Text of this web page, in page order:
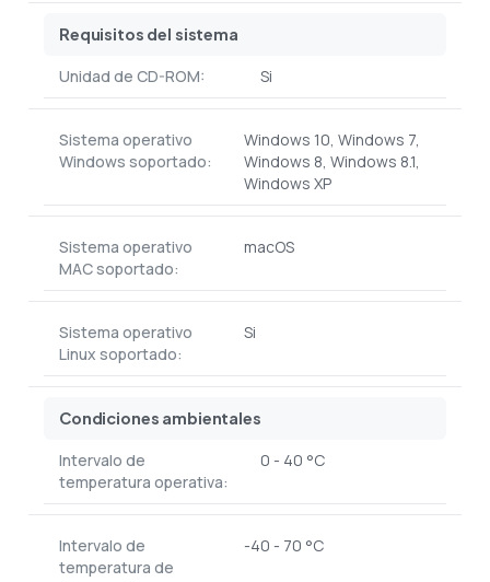
Requisitos del sistema
Unidad de CD-ROM: Si
Sistema operativo
Windows soportado:
Windows 10, Windows 7,
Windows 8, Windows 8.1,
Windows XP
Sistema operativo
MAC soportado:
macOS
Sistema operativo
Linux soportado:
Si
Condiciones ambientales
Intervalo de
temperatura operativa:
0 - 40 °C
Intervalo de
temperatura de
-40 - 70 °C